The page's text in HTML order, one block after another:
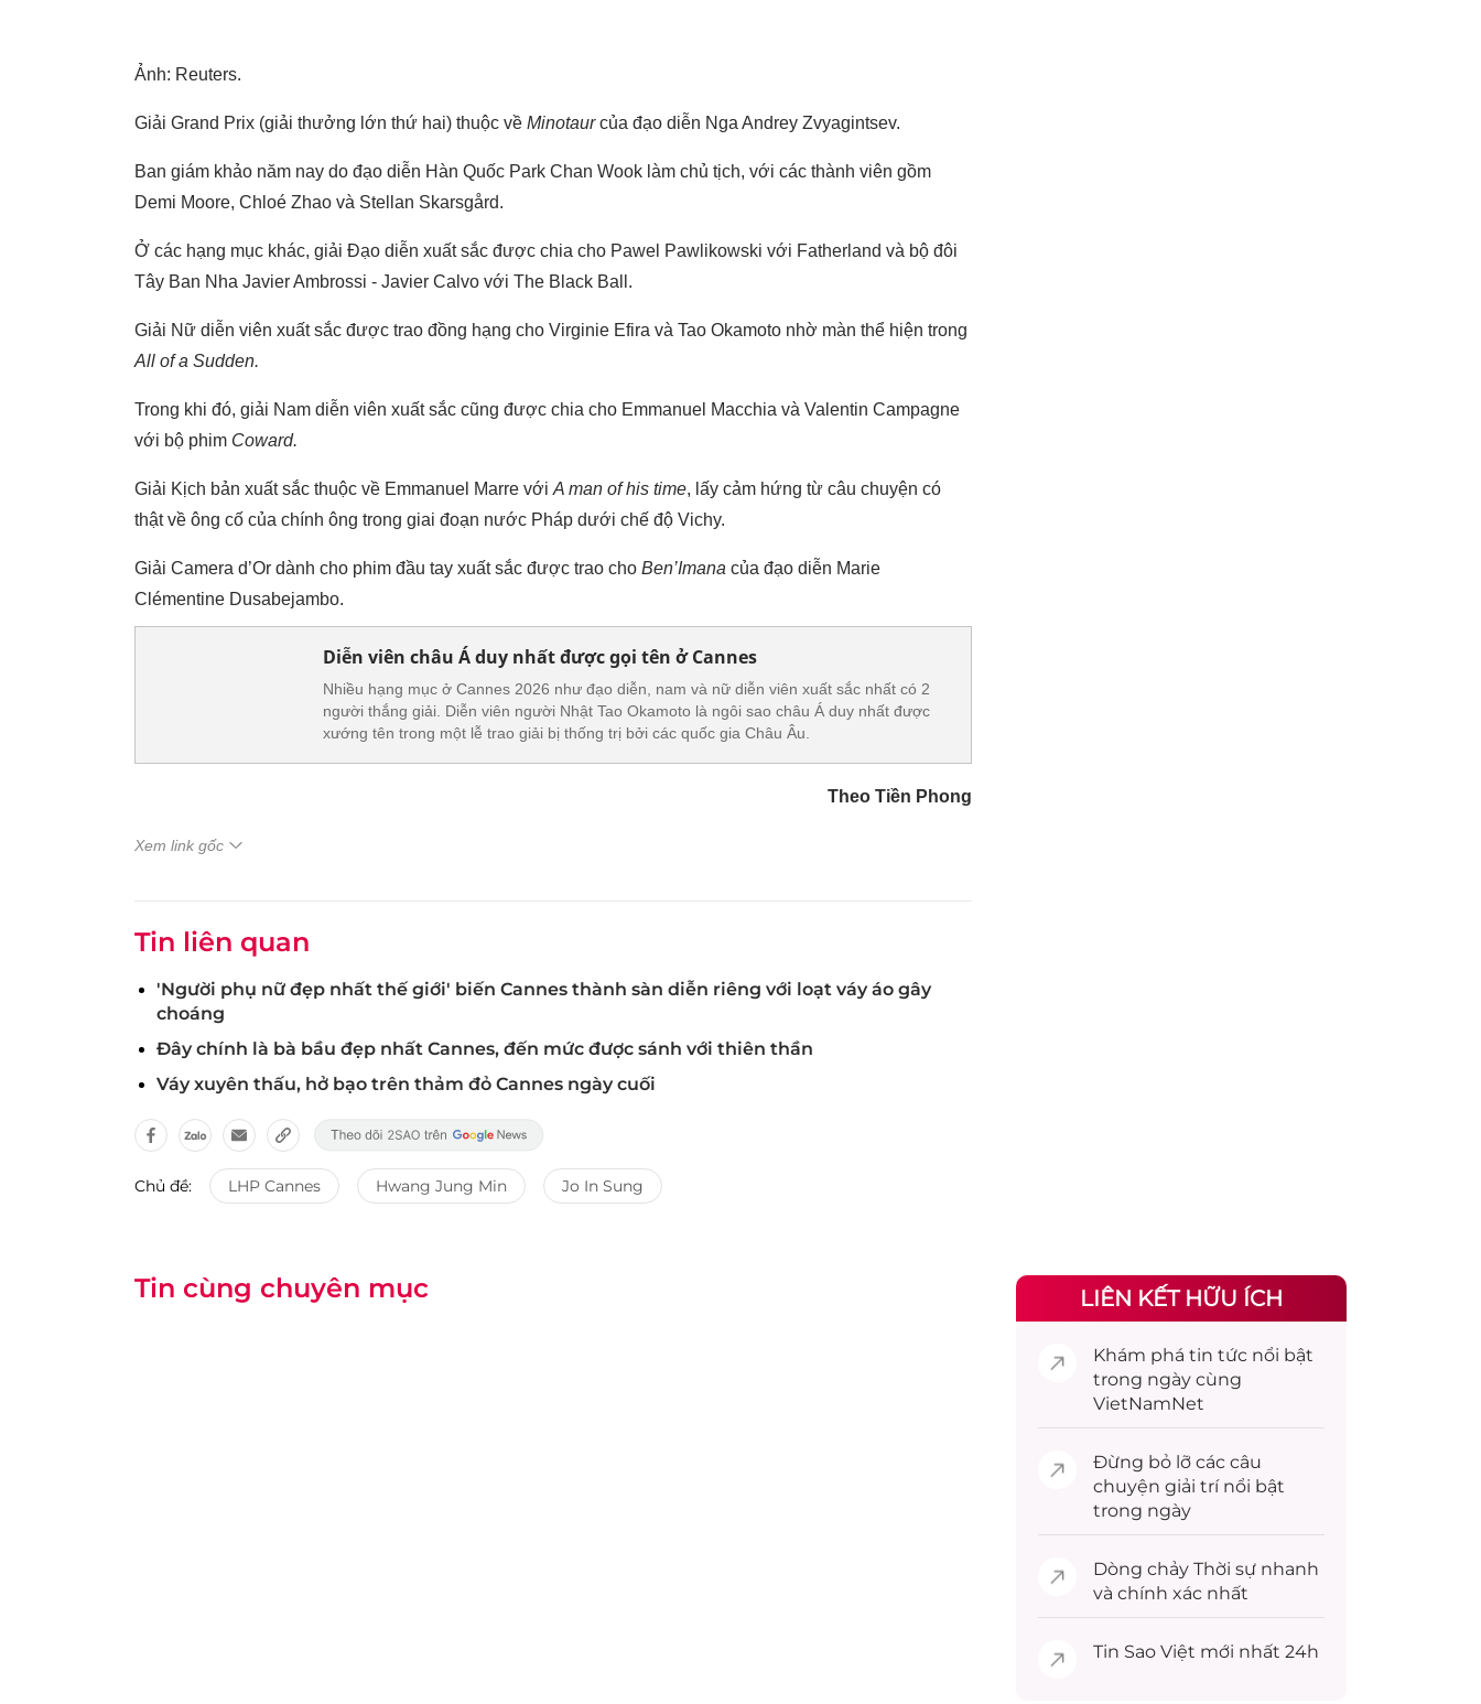
Ảnh: Reuters.
Giải Grand Prix (giải thưởng lớn thứ hai) thuộc về Minotaurcủa đạo diễn Nga Andrey Zvyagintsev.
Ban giám khảo năm nay do đạo diễn Hàn Quốc Park Chan Wook làm chủ tịch, với các thành viên gồm
Demi Moore, Chloé Zhao và Stellan Skarsgård.
Ở các hạng mục khác, giải Đạo diễn xuất sắc được chia cho Pawel Pawlikowski với Fatherland và bộ đôi
Tây Ban Nha Javier Ambrossi - Javier Calvo với The Black Ball.
Giải Nữ diễn viên xuất sắc được trao đồng hạng cho Virginie Efira và Tao Okamoto nhờ màn thể hiện trong
All of a Sudden.
Trong khi đó, giải Nam diễn viên xuất sắc cũng được chia cho Emmanuel Macchia và Valentin Campagne
với bộ phim Coward.
Giải Kịch bản xuất sắc thuộc về Emmanuel Marre với A man of his time, lấy cảm hứng từ câu chuyện có
thật về ông cố của chính ông trong giai đoạn nước Pháp dưới chế độ Vichy.
Giải Camera d’Or dành cho phim đầu tay xuất sắc được trao cho Ben’Imana của đạo diễn Marie
Clémentine Dusabejambo.
Diễn viên châu Á duy nhất được gọi tên ở Cannes
Nhiều hạng mục ở Cannes 2026 như đạo diễn, nam và nữ diễn viên xuất sắc nhất có 2
người thắng giải. Diễn viên người Nhật Tao Okamoto là ngôi sao châu Á duy nhất được
xướng tên trong một lễ trao giải bị thống trị bởi các quốc gia Châu Âu.
Theo Tiền Phong
Xem link gốc
Tin liên quan
'Người phụ nữ đẹp nhất thế giới' biến Cannes thành sàn diễn riêng với loạt váy áo gây
choáng
Đây chính là bà bầu đẹp nhất Cannes, đến mức được sánh với thiên thần
Váy xuyên thấu, hở bạo trên thảm đỏ Cannes ngày cuối
Chủ đề: LHP Cannes Hwang Jung Min Jo In Sung
Tin cùng chuyên mục LIÊN KẾT HỮU ÍCH
Khám phá tin tức nổi bật
trong ngày cùng
VietNamNet
Đừng bỏ lỡ các câu
chuyện giải trínổi bật
trong ngày
Dòng chảy Thời sự nhanh
và chính xác nhất
Tin Sao Việt mới nhất 24h